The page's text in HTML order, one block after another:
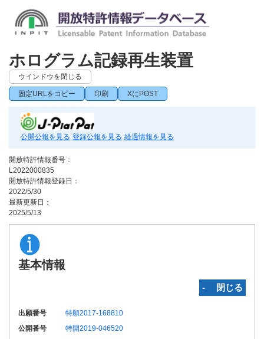
ホログラム記録再生装置
ウインドウを閉じる
固定URLをコピー 印刷 XにPOST
公開公報を見る 登録公報を見る 経過情報を見る
開放特許情報番号：
L2022000835
開放特許情報登録日：
2022/5/30
最新更新日：
2025/5/13
基本情報
‐ 閉じる
出願番号
特願2017-168810
公開番号
特開2019-046520